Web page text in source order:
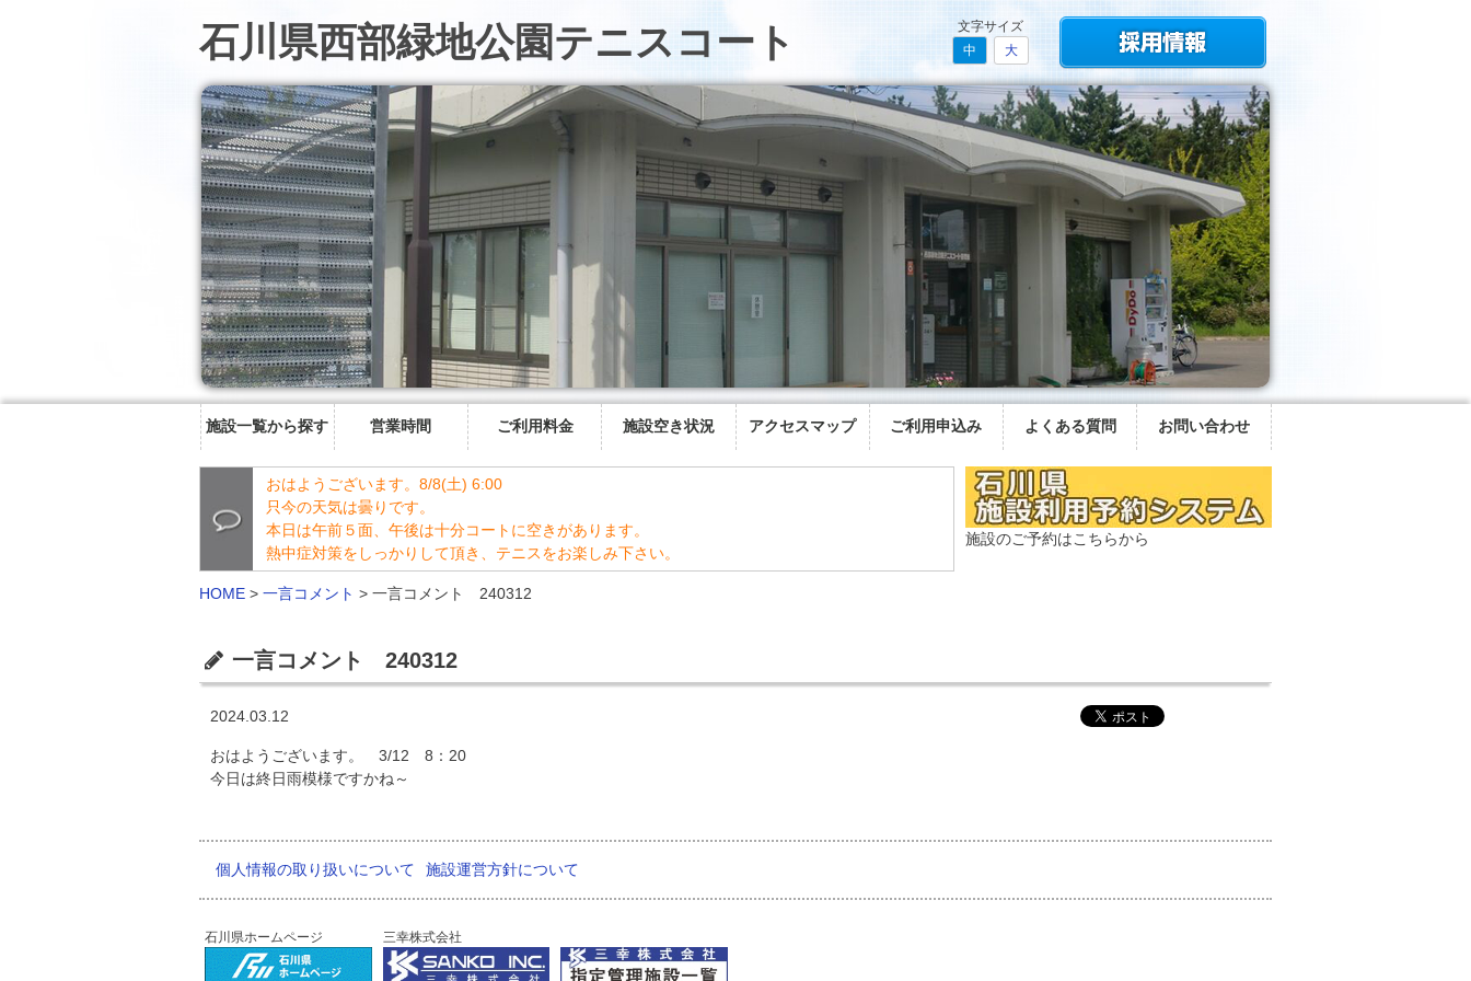
石川県西部緑地公園テニスコート
文字サイズ
中
大
施設一覧から探す 営業時間 ご利用料金 施設空き状況 アクセスマップ ご利用申込み よくある質問 お問い合わせ
おはようございます。8/8(土) 6:00
只今の天気は曇りです。
本日は午前５面、午後は十分コートに空きがあります。
熱中症対策をしっかりして頂き、テニスをお楽しみ下さい。
HOME > 一言コメント > 一言コメント 240312
施設のご予約はこちらから
一言コメント 240312
2024.03.12
おはようございます。 3/12 8：20
今日は終日雨模様ですかね～
個人情報の取り扱いについて 施設運営方針について
石川県ホームページ 三幸株式会社